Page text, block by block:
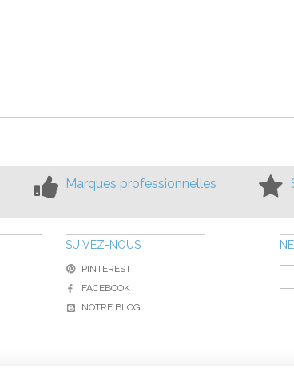
Marques professionnelles
SUIVEZ-NOUS
PINTEREST
FACEBOOK
NOTRE BLOG